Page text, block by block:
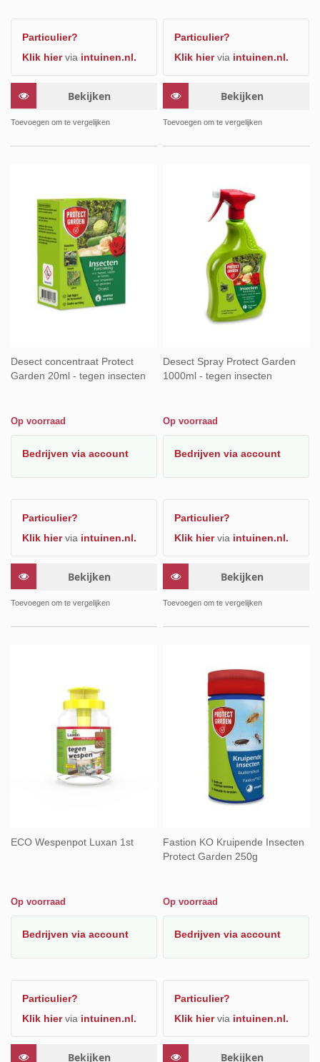
Particulier?
Klik hiervia intuinen.nl.
Bekijken
Toevoegen om te vergelijken
Particulier?
Klik hiervia intuinen.nl.
Bekijken
Toevoegen om te vergelijken
Desect concentraat Protect
Garden 20ml - tegen insecten
Op voorraad
Bedrijven via account
Particulier?
Klik hiervia intuinen.nl.
Bekijken
Toevoegen om te vergelijken
Desect Spray Protect Garden
1000ml - tegen insecten
Op voorraad
Bedrijvenvia account
Particulier?
Klik hiervia intuinen.nl.
Bekijken
Toevoegen om te vergelijken
ECO Wespenpot Luxan 1st
Op voorraad
Bedrijven via account
Particulier?
Klik hiervia intuinen.nl.
Bekijken
Fastion KO Kruipende Insecten
Protect Garden 250g
Op voorraad
Bedrijvenvia account
Particulier?
Klik hiervia intuinen.nl.
Bekijken